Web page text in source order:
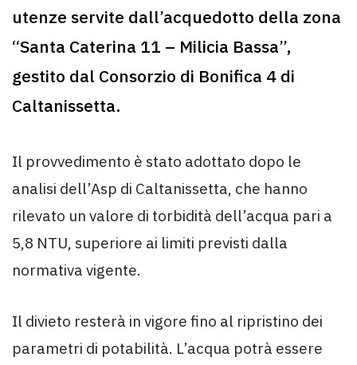
utenze servite dall’acquedotto della zona
“Santa Caterina 11 – Milicia Bassa”,
gestito dal Consorzio di Bonifica 4 di
Caltanissetta.
Il provvedimento è stato adottato dopo le
analisi dell’Asp di Caltanissetta, che hanno
rilevato un valore di torbidità dell’acqua pari a
5,8 NTU, superiore ai limiti previsti dalla
normativa vigente.
Il divieto resterà in vigore fino al ripristino dei
parametri di potabilità. L’acqua potrà essere